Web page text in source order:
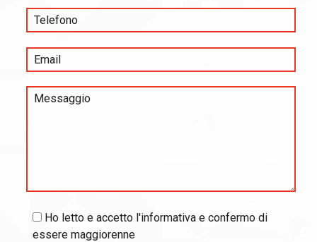
Ho letto e accetto l'informativa e confermo di
essere maggiorenne